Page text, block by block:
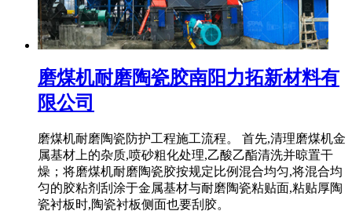
磨煤机耐磨陶瓷胶南阳力拓新材料有
限公司
磨煤机耐磨陶瓷防护工程施工流程。 首先,清理磨煤机金
属基材上的杂质,喷砂粗化处理,乙酸乙酯清洗并晾置干
燥；将磨煤机耐磨陶瓷胶按规定比例混合均匀,将混合均
匀的胶粘剂刮涂于金属基材与耐磨陶瓷粘贴面,粘贴厚陶
瓷衬板时,陶瓷衬板侧面也要刮胶。